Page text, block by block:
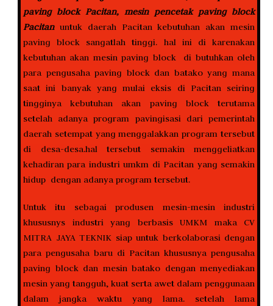
paving block Pacitan, mesin pencetak paving block
Pacitan untuk daerah Pacitan kebutuhan akan mesin
paving block sangatlah tinggi. hal ini di karenakan
kebutuhan akan mesin paving block di butuhkan oleh
para pengusaha paving block dan batako yang mana
saat ini banyak yang mulai eksis di Pacitan seiring
tingginya kebutuhan akan paving block terutama
setelah adanya program pavingisasi dari pemerintah
daerah setempat yang menggalakkan program tersebut
di desa-desa.hal tersebut semakin menggeliatkan
kehadiran para industri umkm di Pacitan yang semakin
hidup dengan adanya program tersebut.
Untuk itu sebagai produsen mesin-mesin industri
khususnys industri yang berbasis UMKM maka CV
MITRA JAYA TEKNIK siap untuk berkolaborasi dengan
para pengusaha baru di Pacitan khususnya pengusaha
paving block dan mesin batako dengan menyediakan
mesin yang tangguh, kuat serta awet dalam penggunaan
dalam jangka waktu yang lama. setelah lama